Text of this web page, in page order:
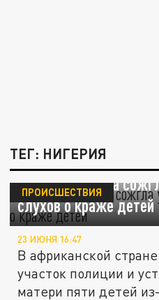
ТЕГ: НИГЕРИЯ
В Нигерии толпа
слухов о краже детей
ПРОИСШЕСТВИЯ
23 ИЮНЯ 16:47
В африканской
участок полиции и
матери пяти детей из-